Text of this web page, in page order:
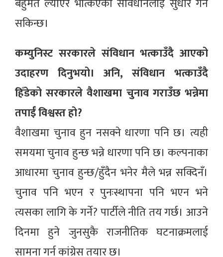
सकिन्छ।
कम्युनिस्ट सरकारले संविधान भत्काउँदै आएको
उदाहरण दिनुभयो। अनि, संविधान भत्काउँदै
हिँडेको सरकारले वैशाखमा चुनाव गराउँछ भन्नेमा
तपाईं विश्वस्त हो?
वैशाखमा चुनाव हुन नसक्ने धारणा पनि छ। त्यही
समयमा चुनाव हुन्छ भन्ने धारणा पनि छ। कल्पनाका
आधारमा चुनाव हुन्छ/हुँदैन भनेर मैले भन्न सक्दिनँ।
चुनाव पनि भएन र पुनःस्थापना पनि भएन भने
त्यसका लागि के गर्ने? पार्टीले नीति तय गर्छ। आउने
दिनमा हुने जुनसुकै राजनीतिक घटनाक्रमलाई
सामना गर्न कांग्रेस तयार छ।